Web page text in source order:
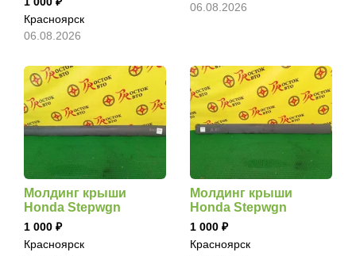
Красноярск
06.08.2026
06.08.2026
Молдинг крыши
Honda Stepwgn
1 000
Красноярск
Молдинг крыши
Honda Stepwgn
1 000
Красноярск